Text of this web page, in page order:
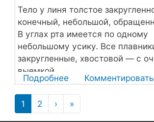
Тело у линя толстое
конечный, небольшой,
В углах рта имеется по одному
небольшому усику. Все
закругленные, хвостовой — с
выемкой.
Подробнее
линь
Комментировать
Нумерация
страниц
1 2 › Следующая
страница
»
страница